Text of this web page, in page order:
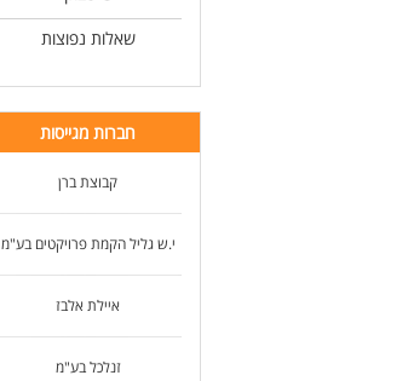
שאלות נפוצות
חברות מגייסות
קבוצת ברן
י.ש גליל הקמת פרויקטים בע"מ
איילת אלבז
זנלכל בע"מ